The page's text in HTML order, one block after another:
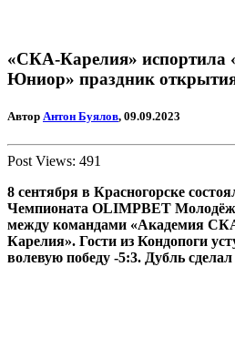
«СКА-Карелия»
Юниор» праздник
Автор Антон Буялов, 09.09.2023
Post Views: 491
8 сентября в Красногорске
Чемпионата OLIMPBET
между командами «Академия
Карелия». Гости из Кондопоги
волевую победу -5:3. Дубль